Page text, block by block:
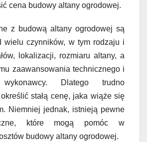
cena budowy altany ogrodowej.
z budową altany ogrodowej są
wielu czynników, w tym rodzaju i
lokalizacji, rozmiaru altany, a
zaawansowania technicznego i
wykonawcy. Dlatego trudno
stałą cenę, jaka wiąże się
Niemniej jednak, istnieją pewne
które mogą pomóc w
budowy altany ogrodowej.